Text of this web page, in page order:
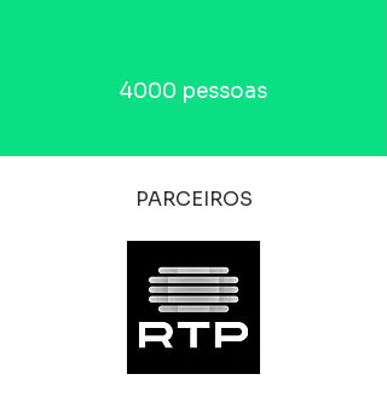
4000 pessoas
PARCEIROS